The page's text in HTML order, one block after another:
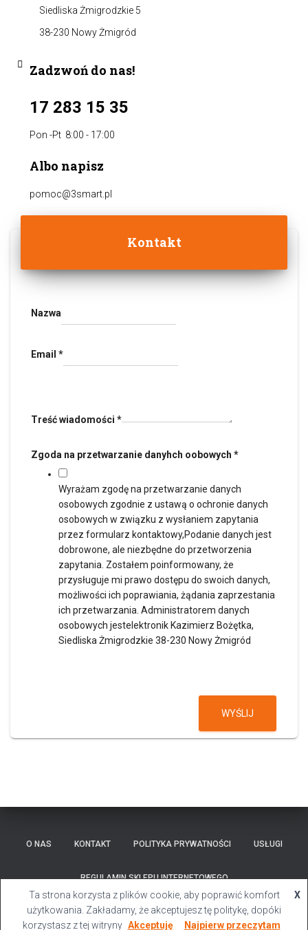
Siedliska Żmigrodzkie 5
38-230 Nowy Żmigród
Zadzwoń do nas!
17 283 15 35
Pon -Pt 8:00 - 17:00
Albo napisz
pomoc@3smart.pl
Kontakt
Nazwa
Email *
Treść wiadomości *
Zgoda na przetwarzanie danyhch oobowych *
Wyrażam zgodę na przetwarzanie danych
osobowych zgodnie z ustawą o ochronie danych
osobowych w związku z wysłaniem zapytania
przez formularz kontaktowy,Podanie danych jest
dobrowone, ale niezbędne do przetworzenia
zapytania. Zostałem poinformowany, że
przysługuje mi prawo dostępu do swoich danych,
możliwości ich poprawiania, żądania zaprzestania
ich przetwarzania. Administratorem danych
osobowych jestelektronik Kazimierz Bożętka,
Siedliska Żmigrodzkie 38-230 Nowy Żmigród
WYŚLIJ
O NAS KONTAKT POLITYKA PRYWATNOŚCI USŁUGI
REGULAMIN SKLEPU INTERNETOWEGO
Hestia | Stworzone przezThemeIsle
Ta strona korzysta z plików cookie, aby poprawić komfort
użytkowania. Zakładamy, że akceptujesz tę politykę, dopóki
korzystasz z tej witryny
X
Akceptuję Najpierw przeczytam